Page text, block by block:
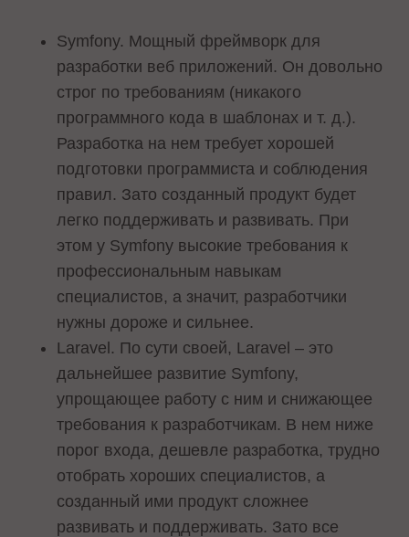
Symfony. Мощный фреймворк для
разработки веб приложений. Он довольно
строг по требованиям (никакого
программного кода в шаблонах и т. д.).
Разработка на нем требует хорошей
подготовки программиста и соблюдения
правил. Зато созданный продукт будет
легко поддерживать и развивать. При
этом у Symfony высокие требования к
профессиональным навыкам
специалистов, а значит, разработчики
нужны дороже и сильнее.
Laravel. По сути своей, Laravel – это
дальнейшее развитие Symfony,
упрощающее работу с ним и снижающее
требования к разработчикам. В нем ниже
порог входа, дешевле разработка, трудно
отобрать хороших специалистов, а
созданный ими продукт сложнее
развивать и поддерживать. Зато все